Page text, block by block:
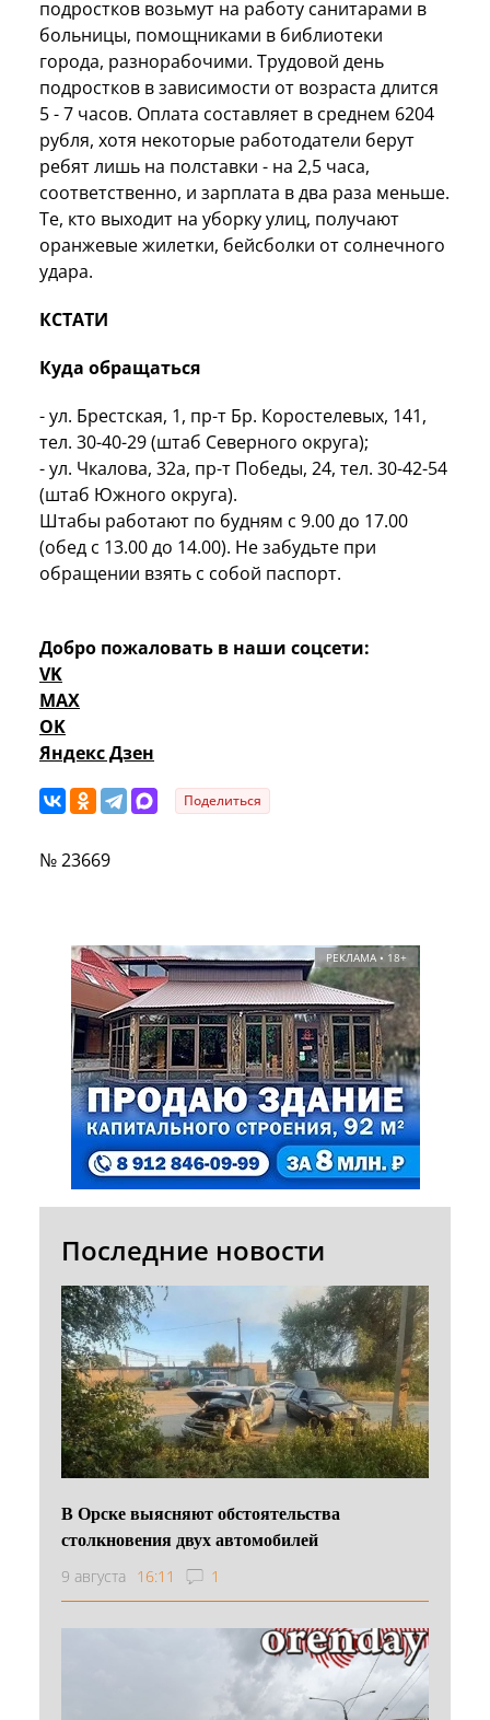
подростков возьмут на работу санитарами в
больницы, помощниками в библиотеки
города, разнорабочими. Трудовой день
подростков в зависимости от возраста длится
5 - 7 часов. Оплата составляет в среднем 6204
рубля, хотя некоторые работодатели берут
ребят лишь на полставки - на 2,5 часа,
соответственно, и зарплата в два раза меньше.
Те, кто выходит на уборку улиц, получают
оранжевые жилетки, бейсболки от солнечного
удара.
КСТАТИ
Куда обращаться
- ул. Брестская, 1, пр-т Бр. Коростелевых, 141,
тел. 30-40-29 (штаб Северного округа);
- ул. Чкалова, 32а, пр-т Победы, 24, тел. 30-42-54
(штаб Южного округа).
Штабы работают по будням с 9.00 до 17.00
(обед с 13.00 до 14.00). Не забудьте при
обращении взять с собой паспорт.
Добро пожаловать в наши соцсети:
VK
MAX
OK
Яндекс Дзен
Поделиться
№ 23669
РЕКЛАМА • 18+
Последние новости
В Орске выясняют обстоятельства
столкновения двух автомобилей
9 августа 16:11 1